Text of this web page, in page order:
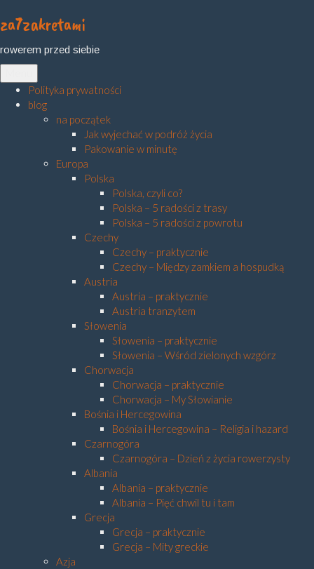
Skip
content
za7zakretami
rowerem przed siebie
Polityka prywatności
blog
na początek
Jak wyjechać w podróż życia
Pakowanie w minutę
Europa
Polska
Polska, czyli co?
Polska – 5 radości z trasy
Polska – 5 radości z powrotu
Czechy
Czechy – praktycznie
Czechy – Między zamkiem a hospudką
Austria
Austria – praktycznie
Austria tranzytem
Słowenia
Słowenia – praktycznie
Słowenia – Wśród zielonych wzgórz
Chorwacja
Chorwacja – praktycznie
Chorwacja – My Słowianie
Bośnia i Hercegowina
Bośnia i Hercegowina – Religia i hazard
Czarnogóra
Czarnogóra – Dzień z życia rowerzysty
Albania
Albania – praktycznie
Albania – Pięć chwil tu i tam
Grecja
Grecja – praktycznie
Grecja – Mity greckie
Azja